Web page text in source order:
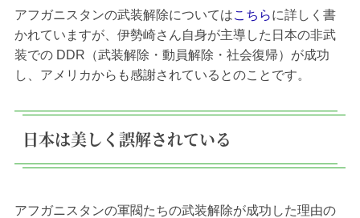
アフガニスタンの武装解除についてはこちらに詳しく書
かれていますが、伊勢崎さん自身が主導した日本の非武
装での DDR（武装解除・動員解除・社会復帰）が成功
し、アメリカからも感謝されているとのことです。
日本は美しく誤解されている
アフガニスタンの軍閥たちの武装解除が成功した理由の